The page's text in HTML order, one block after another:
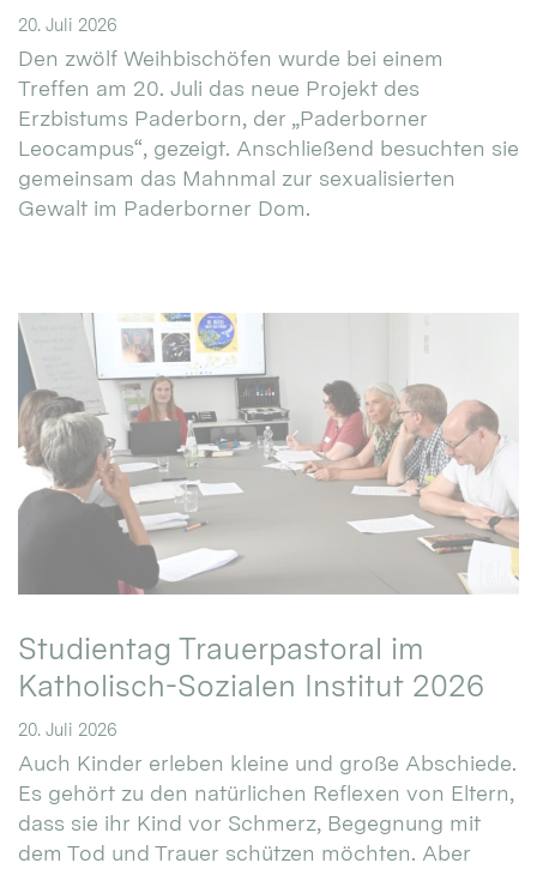
20. Juli 2026
Den zwölf Weihbischöfen wurde bei einem
Treffen am 20. Juli das neue Projekt des
Erzbistums Paderborn, der „Paderborner
Leocampus“, gezeigt. Anschließend besuchten sie
gemeinsam das Mahnmal zur sexualisierten
Gewalt im Paderborner Dom.
Studientag Trauerpastoral im
Katholisch-Sozialen Institut 2026
20. Juli 2026
Auch Kinder erleben kleine und große Abschiede.
Es gehört zu den natürlichen Reflexen von Eltern,
dass sie ihr Kind vor Schmerz, Begegnung mit
dem Tod und Trauer schützen möchten. Aber